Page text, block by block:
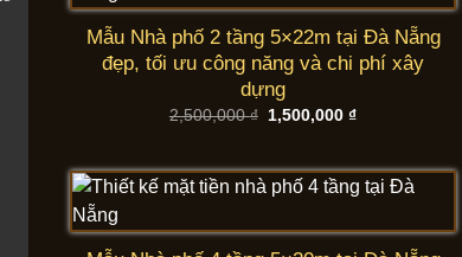
Mẫu Nhà phố 2 tầng 5×22m tại Đà Nẵng
đẹp, tối ưu công năng và chi phí xây
dựng
2,500,000₫ Giá
2,500,000 ₫.
1,500,000₫Giá
là:
1,500,000 ₫.